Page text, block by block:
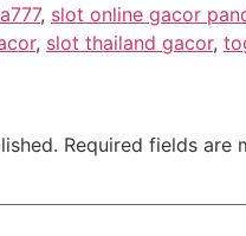
, slot online gacor
, slot thailand gacor,
Required fields are